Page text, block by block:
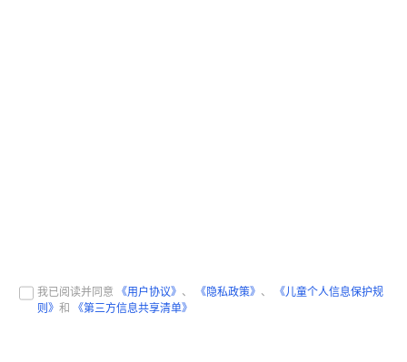
我已阅读并同意 《用户协议》 、 《隐私政策》 、
《儿童个人信息保护规
则》和 《第三方信息共享清单》